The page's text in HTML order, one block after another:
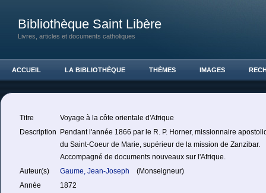
Bibliothèque Saint Libère
Livres, articles et documents catholiques
ACCUEIL LA BIBLIOTHÈQUE THÈMES IMAGES
Titre
Voyage à la côte orientale d'Afrique
Description
Pendant l'année 1866 par le R. P. Horner, missionnaire
du Saint-Coeur de Marie, supérieur de la mission de Zanzibar.
Accompagné de documents nouveaux sur l'Afrique.
Auteur(s)
Gaume, Jean-Joseph
(Monseigneur)
Année
1872